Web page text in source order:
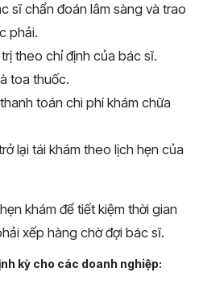
sĩ chẩn đoán lâm sàng và trao
phải.
theo chỉ định của bác sĩ.
toa thuốc.
toán chi phí khám chữa
lại tái khám theo lịch hẹn của
khám để tiết kiệm thời gian
xếp hàng chờ đợi bác sĩ.
kỳ cho các doanh nghiệp: